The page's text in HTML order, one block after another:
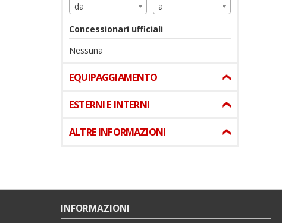
da
a
Concessionari ufficiali
Nessuna
EQUIPAGGIAMENTO
ESTERNI E INTERNI
ALTRE INFORMAZIONI
INFORMAZIONI